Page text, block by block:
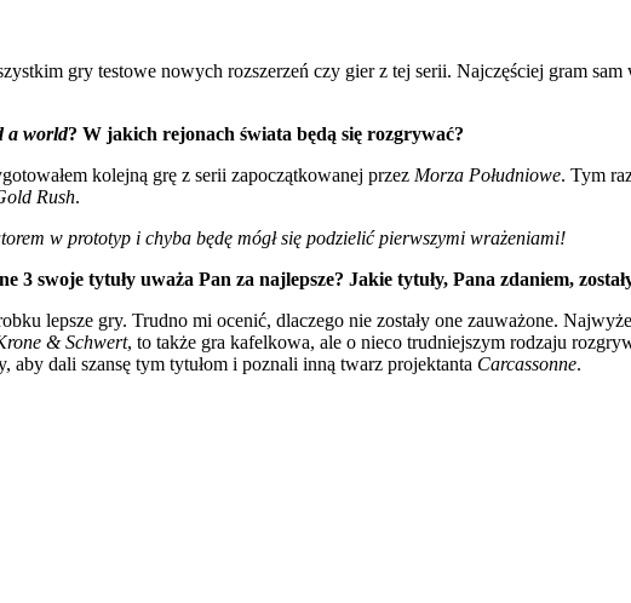
gry testowe nowych rozszerzeń czy gier z tej serii. Najczęściej gram
a world? W jakich rejonach świata będą się rozgrywać?
kolejną grę z serii zapoczątkowanej przez Morza Południowe. Tym
Rush.
w prototyp i chyba będę mógł się podzielić pierwszymi wrażeniami!
3 swoje tytuły uważa Pan za najlepsze? Jakie tytuły, Pana zdaniem,
lepsze gry. Trudno mi ocenić, dlaczego nie zostały one zauważone.
& Schwert, to także gra kafelkowa, ale o nieco trudniejszym rodzaju
aby dali szansę tym tytułom i poznali inną twarz projektanta Carcassonne.